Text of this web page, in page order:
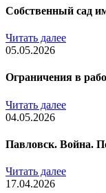
Собственный сад
Читать далее
05.05.2026
Ограничения в
Читать далее
04.05.2026
Павловск. Война.
Читать далее
17.04.2026